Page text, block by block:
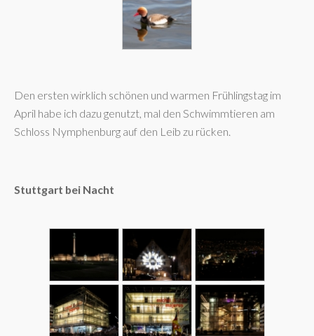
Den ersten wirklich schönen und warmen Frühlingstag im
April habe ich dazu genutzt, mal den Schwimmtieren am
Schloss Nymphenburg auf den Leib zu rücken.
Stuttgart bei Nacht